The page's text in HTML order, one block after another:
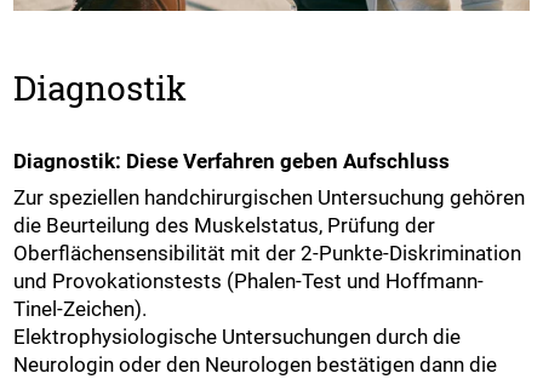
Diagnostik
Diagnostik: Diese Verfahren geben Aufschluss
Zur speziellen handchirurgischen Untersuchung gehören
die Beurteilung des Muskelstatus, Prüfung der
Oberflächensensibilität mit der 2-Punkte-Diskrimination
und Provokationstests (Phalen-Test und Hoffmann-
Tinel-Zeichen).
Elektrophysiologische Untersuchungen durch die
Neurologin oder den Neurologen bestätigen dann die